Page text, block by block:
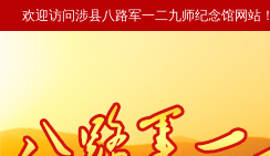
欢迎访问涉县八路军一二九师纪念馆网站！